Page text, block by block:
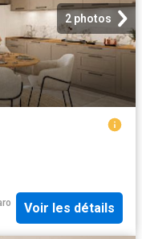
2 photos
Voir les détails